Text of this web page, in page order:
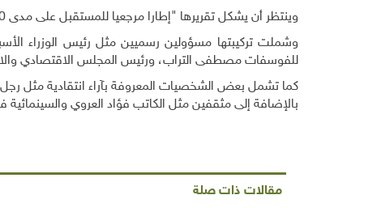
وينتظر أن يشكل تقريرها "إطارا مرجعيا للمستقبل على مدى 10 أو 15 سنة"، حسبما نقلت وسائل إعلام محلية عن رئيسها
وشملت تركيبتها مسؤولين رسميين مثل رئيس الوزراء
للفوسفات مصطفى التراب، ورئيس المجلس الاقتصادي
كما تشمل بعض الشخصيات المعروفة بآراء انتقادية مثل رجل
بالإضافة إلى مثقفين مثل الكاتب فؤاد العروي
مقالات ذات صلة